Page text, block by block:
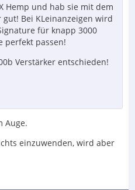
Hemp und hab sie mit dem
Bei KLeinanzeigen wird
für knapp 3000
perfekt passen!
Verstärker entschieden!
Auge.
einzuwenden, wird aber